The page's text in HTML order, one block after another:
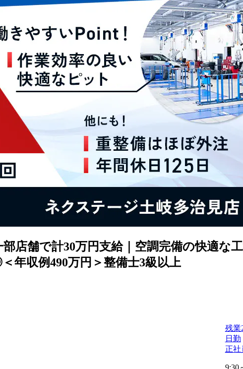
店舗で計30万円支給｜空調完備の快適な
年収例490万円＞整備士3級以上
残業
日勤
正社